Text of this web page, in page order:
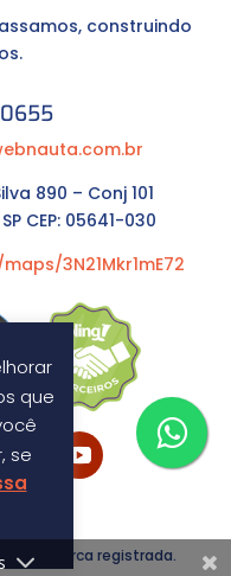
construindo
0655
890 – Conj 101
CEP: 05641-030
3N21Mkr1mE72
| ® Marca registrada.
que
se